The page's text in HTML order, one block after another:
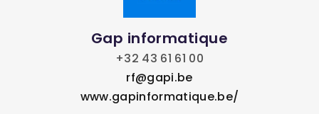
Gap informatique
+32 43 61 61 00
rf@gapi.be
www.gapinformatique.be/